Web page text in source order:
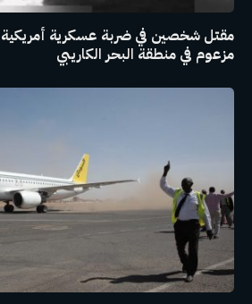
مقتل شخصين في ضربة عسكرية
مزعوم في منطقة البحر الكاريبي